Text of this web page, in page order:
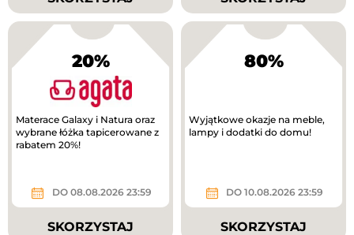
20%
Materace Galaxy i Natura oraz
wybrane łóżka tapicerowane z
rabatem 20%!
DO 08.08.2026 23:59
SKORZYSTAJ
80%
Wyjątkowe okazje na meble,
lampy i dodatki do domu!
DO 10.08.2026 23:59
SKORZYSTAJ